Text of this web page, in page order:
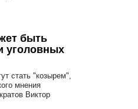
быть
уголовных
стать "козырем",
мнения
Виктор